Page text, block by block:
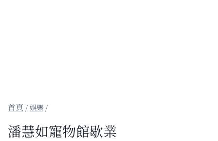
/娛樂 /
潘慧如寵物館歇業